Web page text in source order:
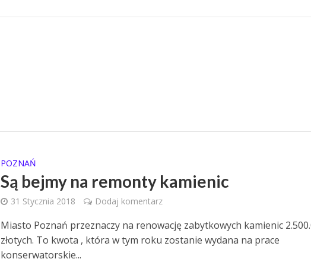
POZNAŃ
Są bejmy na remonty kamienic
31 Stycznia 2018 Dodaj komentarz
Miasto Poznań przeznaczy na renowację zabytkowych kamienic
złotych. To kwota , która w tym roku zostanie wydana na prace
konserwatorskie...